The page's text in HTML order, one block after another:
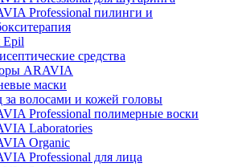
Professional пилинги и
Epil
средства
ARAVIA
маски
за волосами и кожей головы
Professional полимерные воски
Laboratories
Organic
Professional для лица